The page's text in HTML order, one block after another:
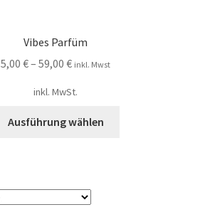
Vibes Par­füm
5,00 €– 59,00 € inkl. Mwst
inkl. MwSt.
Ausführung wählen